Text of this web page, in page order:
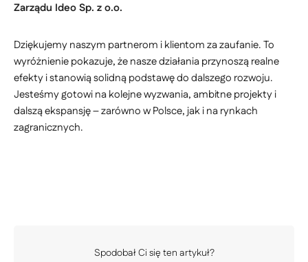
Zarządu Ideo Sp. z o.o.
Dziękujemy naszym partnerom i klientom za zaufanie. To
wyróżnienie pokazuje, że nasze działania przynoszą realne
efekty i stanowią solidną podstawę do dalszego rozwoju.
Jesteśmy gotowi na kolejne wyzwania, ambitne projekty i
dalszą ekspansję – zarówno w Polsce, jak i na rynkach
zagranicznych.
Spodobał Ci się ten artykuł?